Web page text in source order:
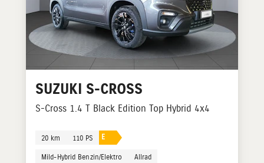
SUZUKI S-CROSS
S-Cross 1.4 T Black Edition Top Hybrid 4x4
20 km 110 PS E
Mild-Hybrid Benzin/Elektro Allrad